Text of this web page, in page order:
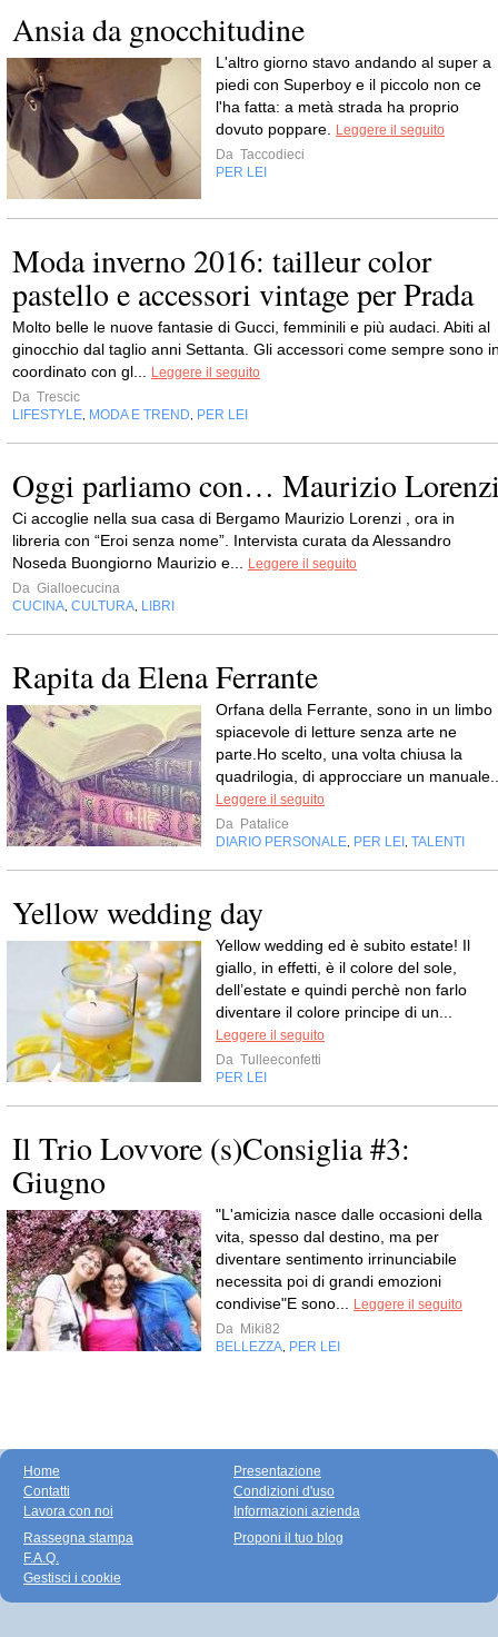
Ansia da gnocchitudine
L'altro giorno stavo andando al super a
piedi con Superboy e il piccolo non ce
l'ha fatta: a metà strada ha proprio
dovuto poppare.
Leggere il seguito
Da Taccodieci
PER LEI
Moda inverno 2016: tailleur color
pastello e accessori vintage per Prada
Molto belle le nuove fantasie di Gucci, femminili e più audaci. Abiti al
ginocchio dal taglio anni Settanta. Gli accessori come sempre sono
coordinato con gl...
Leggere il seguito
Da Trescic
LIFESTYLE MODA E TREND PER LEI
Oggi parliamo con… Maurizio
Ci accoglie nella sua casa di Bergamo Maurizio Lorenzi , ora in
libreria con “Eroi senza nome”. Intervista curata da Alessandro
Noseda Buongiorno Maurizio e...
Leggere il seguito
Da Gialloecucina
CUCINA CULTURA LIBRI
Rapita da Elena Ferrante
Orfana della Ferrante, sono in un limbo
spiacevole di letture senza arte ne
parte.Ho scelto, una volta chiusa la
quadrilogia, di approcciare un
Leggere il seguito
Da Patalice
DIARIO PERSONALE PER LEI TALENTI
Yellow wedding day
Yellow wedding ed è subito estate! Il
giallo, in effetti, è il colore del sole,
dell’estate e quindi perchè non farlo
diventare il colore principe di un...
Leggere il seguito
Da Tulleeconfetti
PER LEI
Il Trio Lovvore (s)Consiglia #3:
Giugno
"L'amicizia nasce dalle occasioni della
vita, spesso dal destino, ma per
diventare sentimento irrinunciabile
necessita poi di grandi emozioni
condivise"E sono...
Leggere il seguito
Da Miki82
BELLEZZA PER LEI
Home
Contatti
Lavora con noi
Presentazione
Condizioni d'uso
Informazioni azienda
Rassegna stampa
F.A.Q.
Gestisci i cookie
Proponi il tuo blog